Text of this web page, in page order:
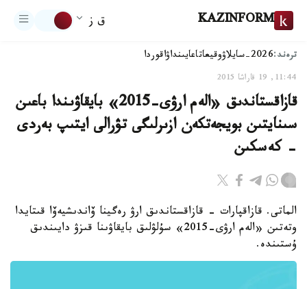
KAZINFORM ق ز
ترەند:2026-سايلاۋ وقيعاتاعايىنداۋاقوردا
11:44, 19 قاراشا 2015
قازاقستاندىق «الەم ارۋى-2015» بايقاۋىندا باعىن
سىنايتىن بويجەتكەن ازىرلىگى تۋرالى ايتىپ بەردى
- كەسكىن
الماتى. قازاقپارات - قازاقستاندىق ارۋ رەگينا ۆاندىشيەۆا قىتايدا
وتەتىن «الەم ارۋى-2015» سۇلۋلىق بايقاۋىنا قىزۋ دايىندىق
ۇستىندە.